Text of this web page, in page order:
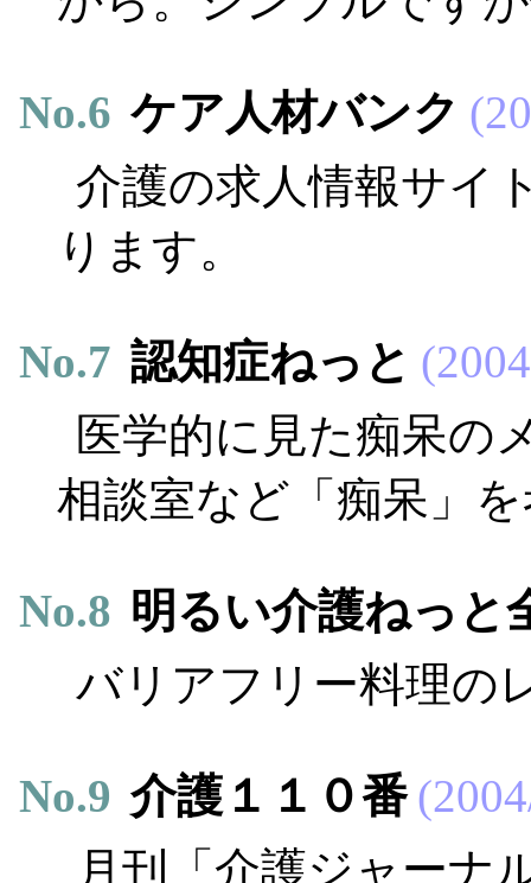
No.6 ケア人材バンク
介護の求人情報サイ
ります。
No.7 認知症ねっと
医学的に見た痴呆の
相談室など「痴呆」
No.8 明るい介護ねっと
バリアフリー料理の
No.9 介護１１０番
月刊「介護ジャーナ